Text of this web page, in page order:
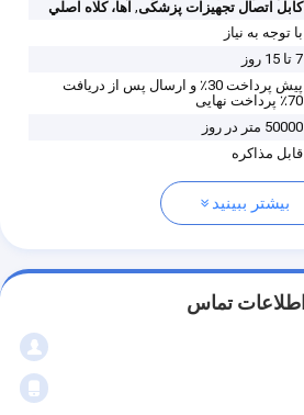
کابل اتصال تجهیزات پزشکی, آها، کلاه اصلي
با توجه به نیاز
7 تا 15 روز
پیش پرداخت 30٪ و ارسال پس از دریافت
70٪ پرداخت نهایی
50000 متر در روز
قابل مذاکره
بیشتر ببینید
اطلاعات تماس